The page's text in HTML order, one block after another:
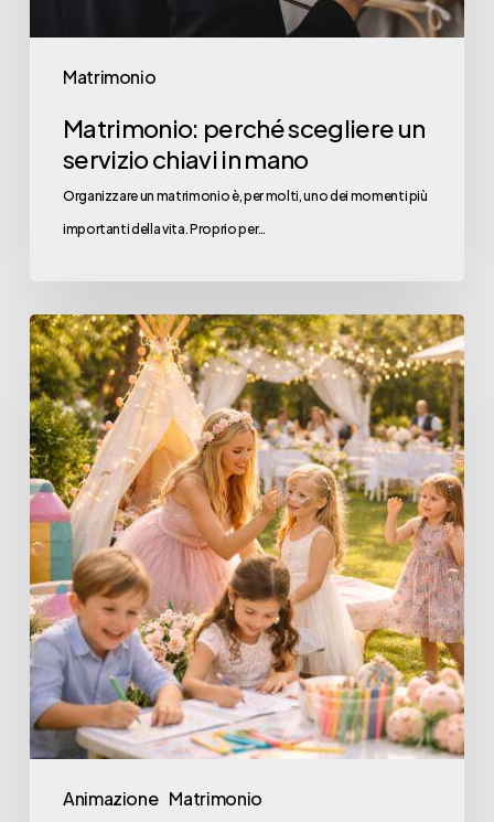
Matrimonio
Matrimonio: perché scegliere un
servizio chiavi in mano
Organizzare un matrimonio è, per molti, uno dei momenti più
importanti della vita. Proprio per…
Animazione Matrimonio
Animazione
Bambini
al
Matrimonio:
La
Soluzione
che
Rende
Felici
Tutti